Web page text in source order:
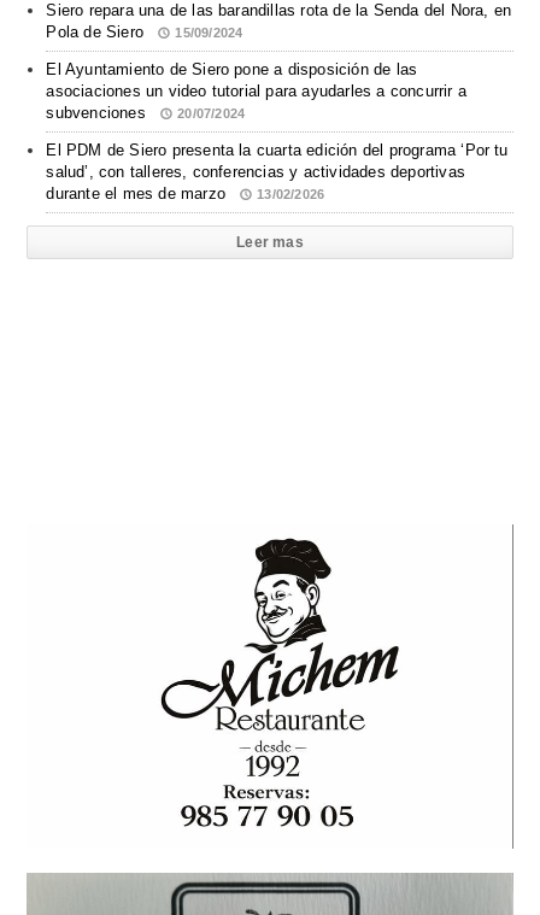
Siero repara una de las barandillas rota de la Senda del Nora, en
Pola de Siero
15/09/2024
El Ayuntamiento de Siero pone a disposición de las
asociaciones un video tutorial para ayudarles a concurrir a
subvenciones
20/07/2024
El PDM de Siero presenta la cuarta edición del programa ‘Por tu
salud’, con talleres, conferencias y actividades deportivas
durante el mes de marzo
13/02/2026
Leer mas